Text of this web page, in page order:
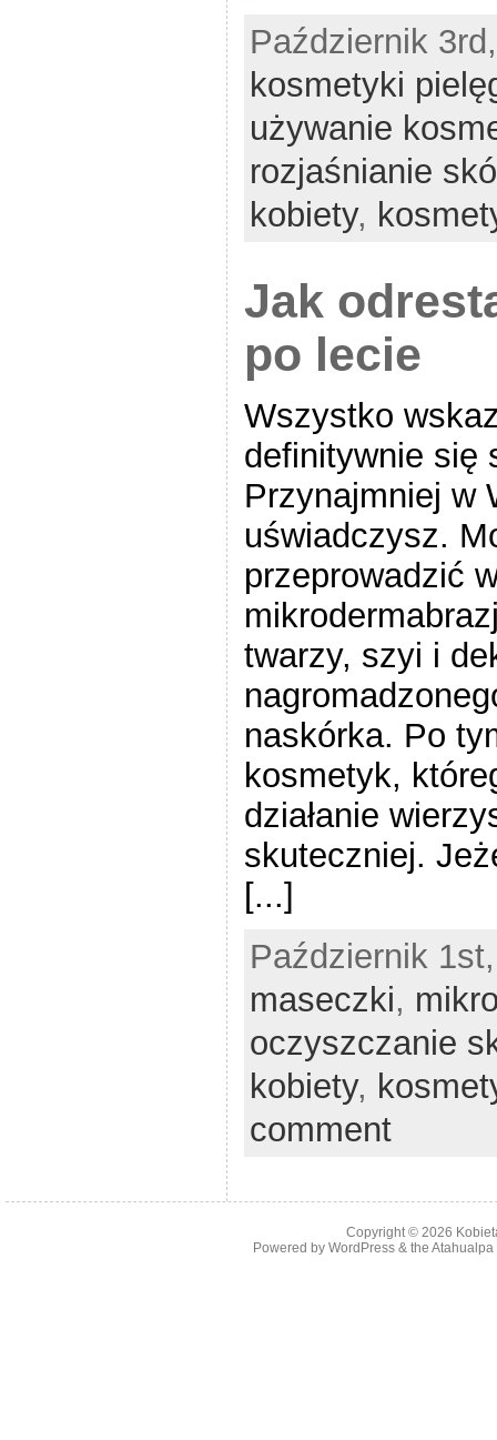
Październik
kosmetyki
używanie
rozjaśnianie
kobiety,
Jak
po lecie
Wszystko
definitywnie się
Przynajmniej w
uświadczysz.
przeprowadzić
twarzy, szyi i
naskórka. Po
kosmetyk,
działanie
skuteczniej.
[...]
Październik
maseczki,
oczyszczanie
kobiety,
comment
Copyright © 2026
Powered by WordPress& the Atahualpa